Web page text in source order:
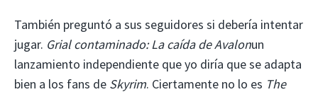
También preguntó a sus seguidores si debería intentar
jugar. Grial contaminado: La caída de Avalonun
lanzamiento independiente que yo diría que se adapta
bien a los fans de Skyrim. Ciertamente no lo es The